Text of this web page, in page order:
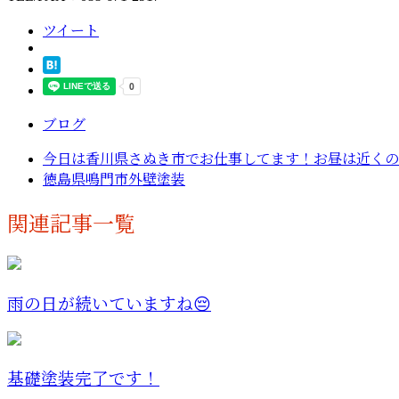
ツイート
ブログ
今日は香川県さぬき市でお仕事してます！お昼は近く
徳島県鳴門市外壁塗装
関連記事一覧
雨の日が続いていますね😔
基礎塗装完了です！